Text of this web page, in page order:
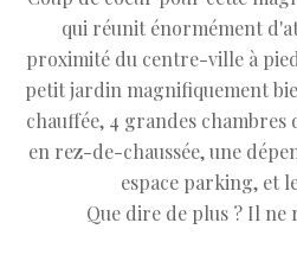
qui réunit énormément
proximité du centre-ville à
petit jardin magnifiquement
chauffée, 4 grandes chambres
en rez-de-chaussée, une
espace parking, et
Que dire de plus ? Il ne